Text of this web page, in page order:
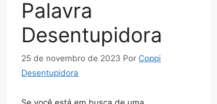
Palavra
Desentupidora
25 de novembro de 2023 Por Coppi
Desentupidora